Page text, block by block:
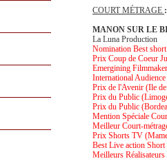
COURT MÉTRAGE :
MANON SUR LE
La Luna Production
Nomination Best
Prix Coup de Coeur
Emergining
International
Prix de l'Avenir (Ile
Prix du Public
Prix du Public
Mention Spéciale
Meilleur Court-
Prix Shorts TV
Best Live action
Meilleurs